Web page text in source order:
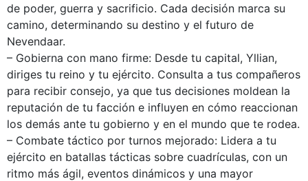
de poder, guerra y sacrificio. Cada decisión marca su
camino, determinando su destino y el futuro de
Nevendaar.
– Gobierna con mano firme: Desde tu capital, Yllian,
diriges tu reino y tu ejército. Consulta a tus compañeros
para recibir consejo, ya que tus decisiones moldean la
reputación de tu facción e influyen en cómo reaccionan
los demás ante tu gobierno y en el mundo que te rodea.
– Combate táctico por turnos mejorado: Lidera a tu
ejército en batallas tácticas sobre cuadrículas, con un
ritmo más ágil, eventos dinámicos y una mayor